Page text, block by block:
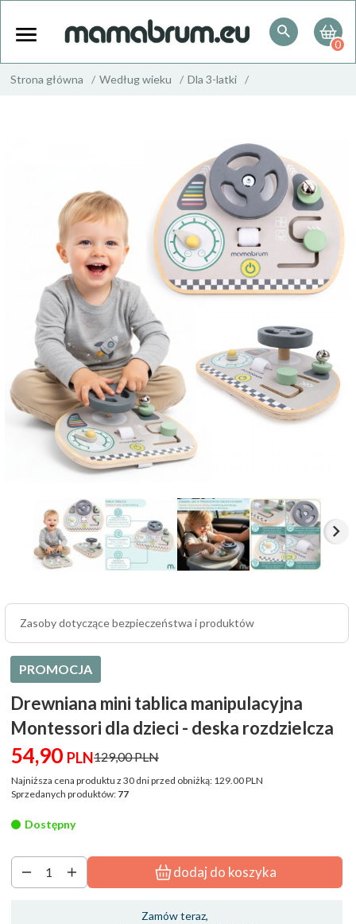
0
Strona główna Według wieku Dla 3-latki
Zasoby dotyczące bezpieczeństwa i produktów
PROMOCJA
Drewniana mini tablica manipulacyjna
Montessori dla dzieci - deska rozdzielcza
54,90 PLN129,00 PLN
Najniższa cena produktu z 30 dni przed obniżką: 129.00 PLN
Sprzedanych produktów: 77
Dostępny
dodaj do koszyka
Zamów teraz,